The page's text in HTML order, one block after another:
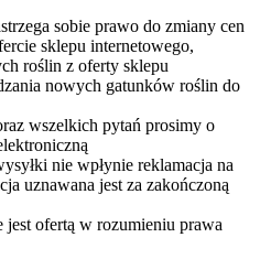
sobie prawo do zmiany cen
sklepu internetowego,
roślin z oferty sklepu
nowych gatunków roślin do
wszelkich pytań prosimy o
nie wpłynie reklamacja na
uznawana jest za zakończoną
jest ofertą w rozumieniu prawa